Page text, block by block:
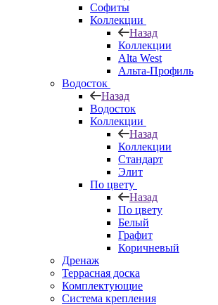
Софиты
Коллекции
Назад
Коллекции
Alta West
Альта-Профиль
Водосток
Назад
Водосток
Коллекции
Назад
Коллекции
Стандарт
Элит
По цвету
Назад
По цвету
Белый
Графит
Коричневый
Дренаж
Террасная доска
Комплектующие
Система крепления